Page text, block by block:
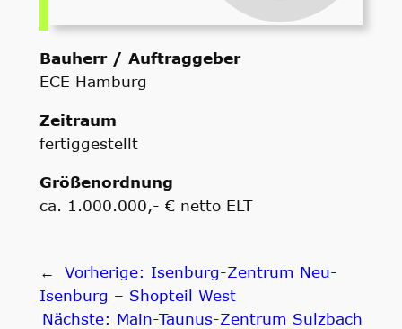
Bauherr / Auftraggeber
ECE Hamburg
Zeitraum
fertiggestellt
Größenordnung
ca. 1.000.000,- € netto ELT
← Vorherige: Isenburg-Zentrum Neu-
Isenburg – Shopteil West
Nächste: Main-Taunus-Zentrum Sulzbach